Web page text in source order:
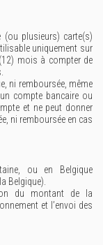
(ou plusieurs) carte(s)
uniquement sur
mois à compter de
ni remboursée, même
compte bancaire ou
et ne peut donner
ni remboursée en cas
ou en Belgique
Belgique).
du montant de la
et l’envoi des